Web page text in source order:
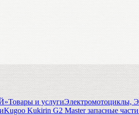
Товары и услугиЭлектромотоциклы,
Kugoo Kukirin G2 Master запасные части